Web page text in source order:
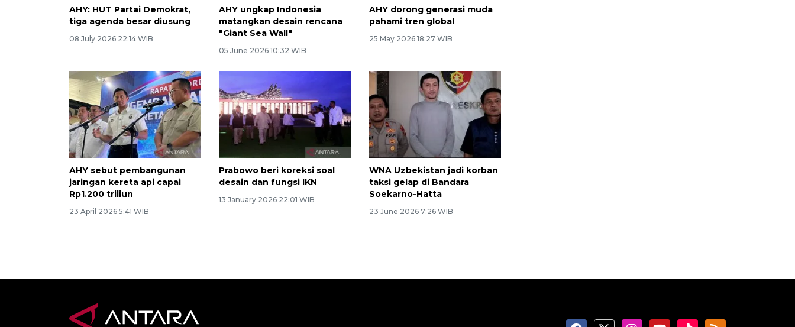
AHY: HUT Partai Demokrat,
tiga agenda besar diusung
08 July 2026 22:14 WIB
AHY ungkap Indonesia
matangkan desain rencana
"Giant Sea Wall"
05 June 2026 10:32 WIB
AHY dorong generasi muda
pahami tren global
25 May 2026 18:27 WIB
AHY sebut pembangunan
jaringan kereta api capai
Rp1.200 triliun
23 April 2026 5:41 WIB
Prabowo beri koreksi soal
desain dan fungsi IKN
13 January 2026 22:01 WIB
WNA Uzbekistan jadi korban
taksi gelap di Bandara
Soekarno-Hatta
23 June 2026 7:26 WIB